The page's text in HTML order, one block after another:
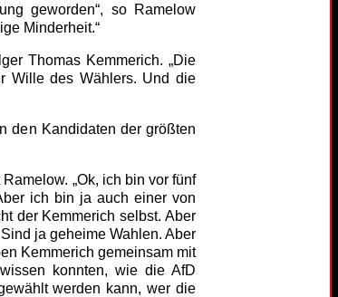
geworden“, so Ramelow
Minderheit.“
Thomas Kemmerich. „Die
Wille des Wählers. Und die
den Kandidaten der größten
„Ok, ich bin vor fünf
ich bin ja auch einer von
der Kemmerich selbst. Aber
ja geheime Wahlen. Aber
Kemmerich gemeinsam mit
konnten, wie die AfD
werden kann, wer die